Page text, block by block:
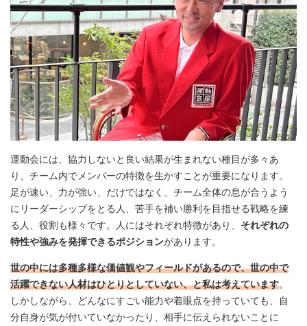
運動会には、協力しないと良い結果が生まれない種目が多々あ
り、チーム内でメンバーの特徴を生かすことが重要になります。
足が速い、力が強い、だけではなく、チーム全体の息が合うよう
にリーダーシップをとる人、苦手を補い勝利を目指せる戦略を練
る人、役割も様々です。人にはそれぞれ特徴があり、 それぞれの
特性や強みを発揮できるポジションがあります。
世の中には多種多様な価値観やフィールドがあるので、世の中で
活躍できない人材はひとりとしていない、と私は考えています。
しかしながら、どんなにすごい能力や着眼点を持っていても、自
分自身が気が付いていなかったり、相手に伝えられないことに